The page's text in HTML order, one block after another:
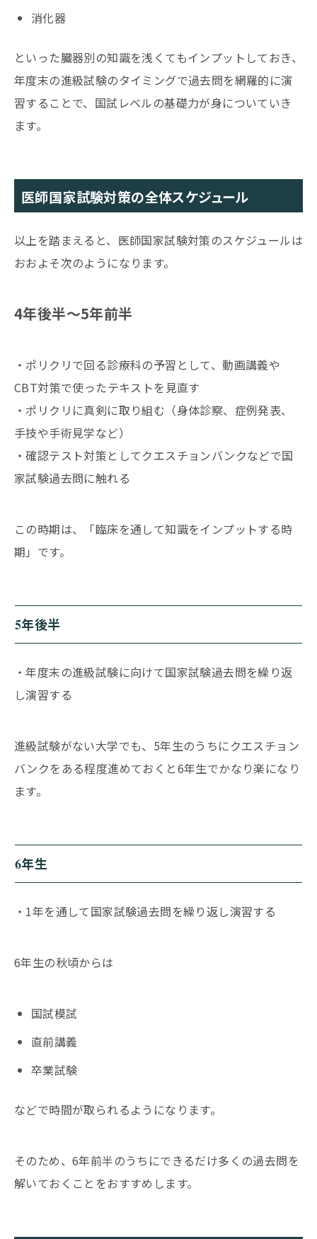
消化器
といった臓器別の知識を浅くてもインプットしておき、
年度末の進級試験のタイミングで過去問を網羅的に演
習することで、国試レベルの基礎力が身についていき
ます。
医師国家試験対策の全体スケジュール
以上を踏まえると、医師国家試験対策のスケジュールは
おおよそ次のようになります。
4年後半〜5年前半
・ポリクリで回る診療科の予習として、動画講義や
CBT対策で使ったテキストを見直す
・ポリクリに真剣に取り組む（身体診察、症例発表、
手技や手術見学など）
・確認テスト対策としてクエスチョンバンクなどで国
家試験過去問に触れる
この時期は、「臨床を通して知識をインプットする時
期」です。
5年後半
・年度末の進級試験に向けて国家試験過去問を繰り返
し演習する
進級試験がない大学でも、5年生のうちにクエスチョン
バンクをある程度進めておくと6年生でかなり楽になり
ます。
6年生
・1年を通して国家試験過去問を繰り返し演習する
6年生の秋頃からは
国試模試
直前講義
卒業試験
などで時間が取られるようになります。
そのため、6年前半のうちにできるだけ多くの過去問を
解いておくことをおすすめします。